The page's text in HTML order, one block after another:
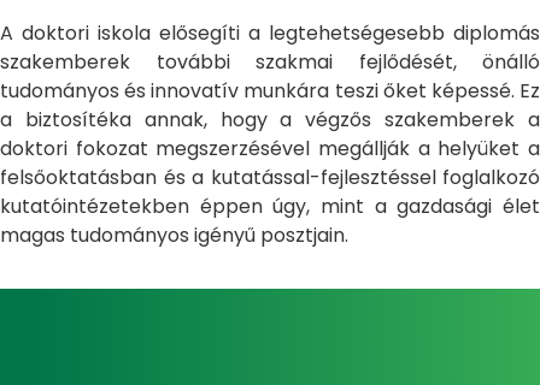
A doktori iskola elősegíti a legtehetségesebb diplomás
szakemberek további szakmai fejlődését, önálló
tudományos és innovatív munkára teszi őket képessé. Ez
a biztosítéka annak, hogy a végzős szakemberek a
doktori fokozat megszerzésével megállják a helyüket a
felsőoktatásban és a kutatással-fejlesztéssel foglalkozó
kutatóintézetekben éppen úgy, mint a gazdasági élet
magas tudományos igényű posztjain.